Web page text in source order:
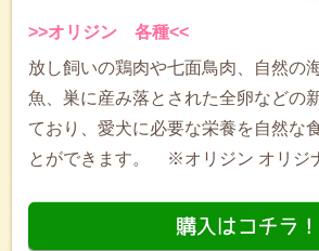
>>オリジン 各種<<
放し飼いの鶏肉や七面鳥肉、自然の
魚、巣に産み落とされた全卵などの
ており、愛犬に必要な栄養を自然な
とができます。 ※オリジン オリジ